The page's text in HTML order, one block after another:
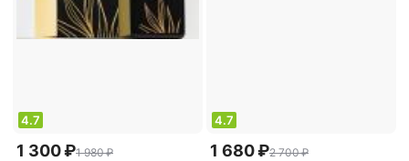
4.7
1 300 ₽1 980 ₽
4.7
1 680 ₽2 700 ₽